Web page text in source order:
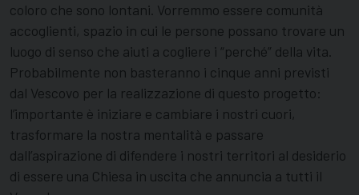
coloro che sono lontani. Vorremmo essere comunità
accoglienti, spazio in cui le persone possano trovare un
luogo di senso che aiuti a cogliere i “perché” della vita.
Probabilmente non basteranno i cinque anni previsti
dal Vescovo per la realizzazione di questo progetto:
l’importante è iniziare e cambiare i nostri cuori,
trasformare la nostra mentalità e passare
dall’aspirazione di difendere i nostri territori al desiderio
di essere una Chiesa in uscita che annuncia a tutti il